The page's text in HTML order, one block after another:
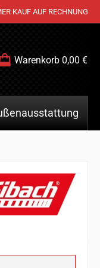
KAUF AUF RECHNUNG
Warenkorb 0,00 €